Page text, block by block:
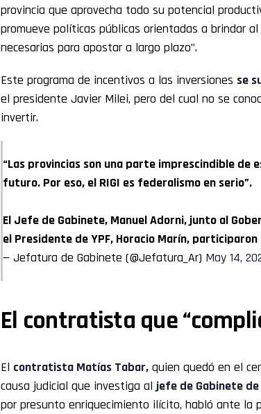
provincia que aprovecha todo su potencial
promueve políticas públicas orientadas a brindar
necesarias para apostar a largo plazo”.
Este programa de incentivos a las inversiones se
el presidente Javier Milei, pero del cual no se
invertir.
“Las provincias son una parte imprescindible de
futuro. Por eso, el RIGI es federalismo en serio”.
El Jefe de Gabinete, Manuel Adorni, junto al
el Presidente de YPF, Horacio Marín,
— Jefatura de Gabinete (@Jefatura_Ar) May 14,
El contratista que
El contratista Matías Tabar, quien quedó en el
causa judicial que investiga aljefe de Gabinete
por presunto enriquecimiento ilícito, habló ante la